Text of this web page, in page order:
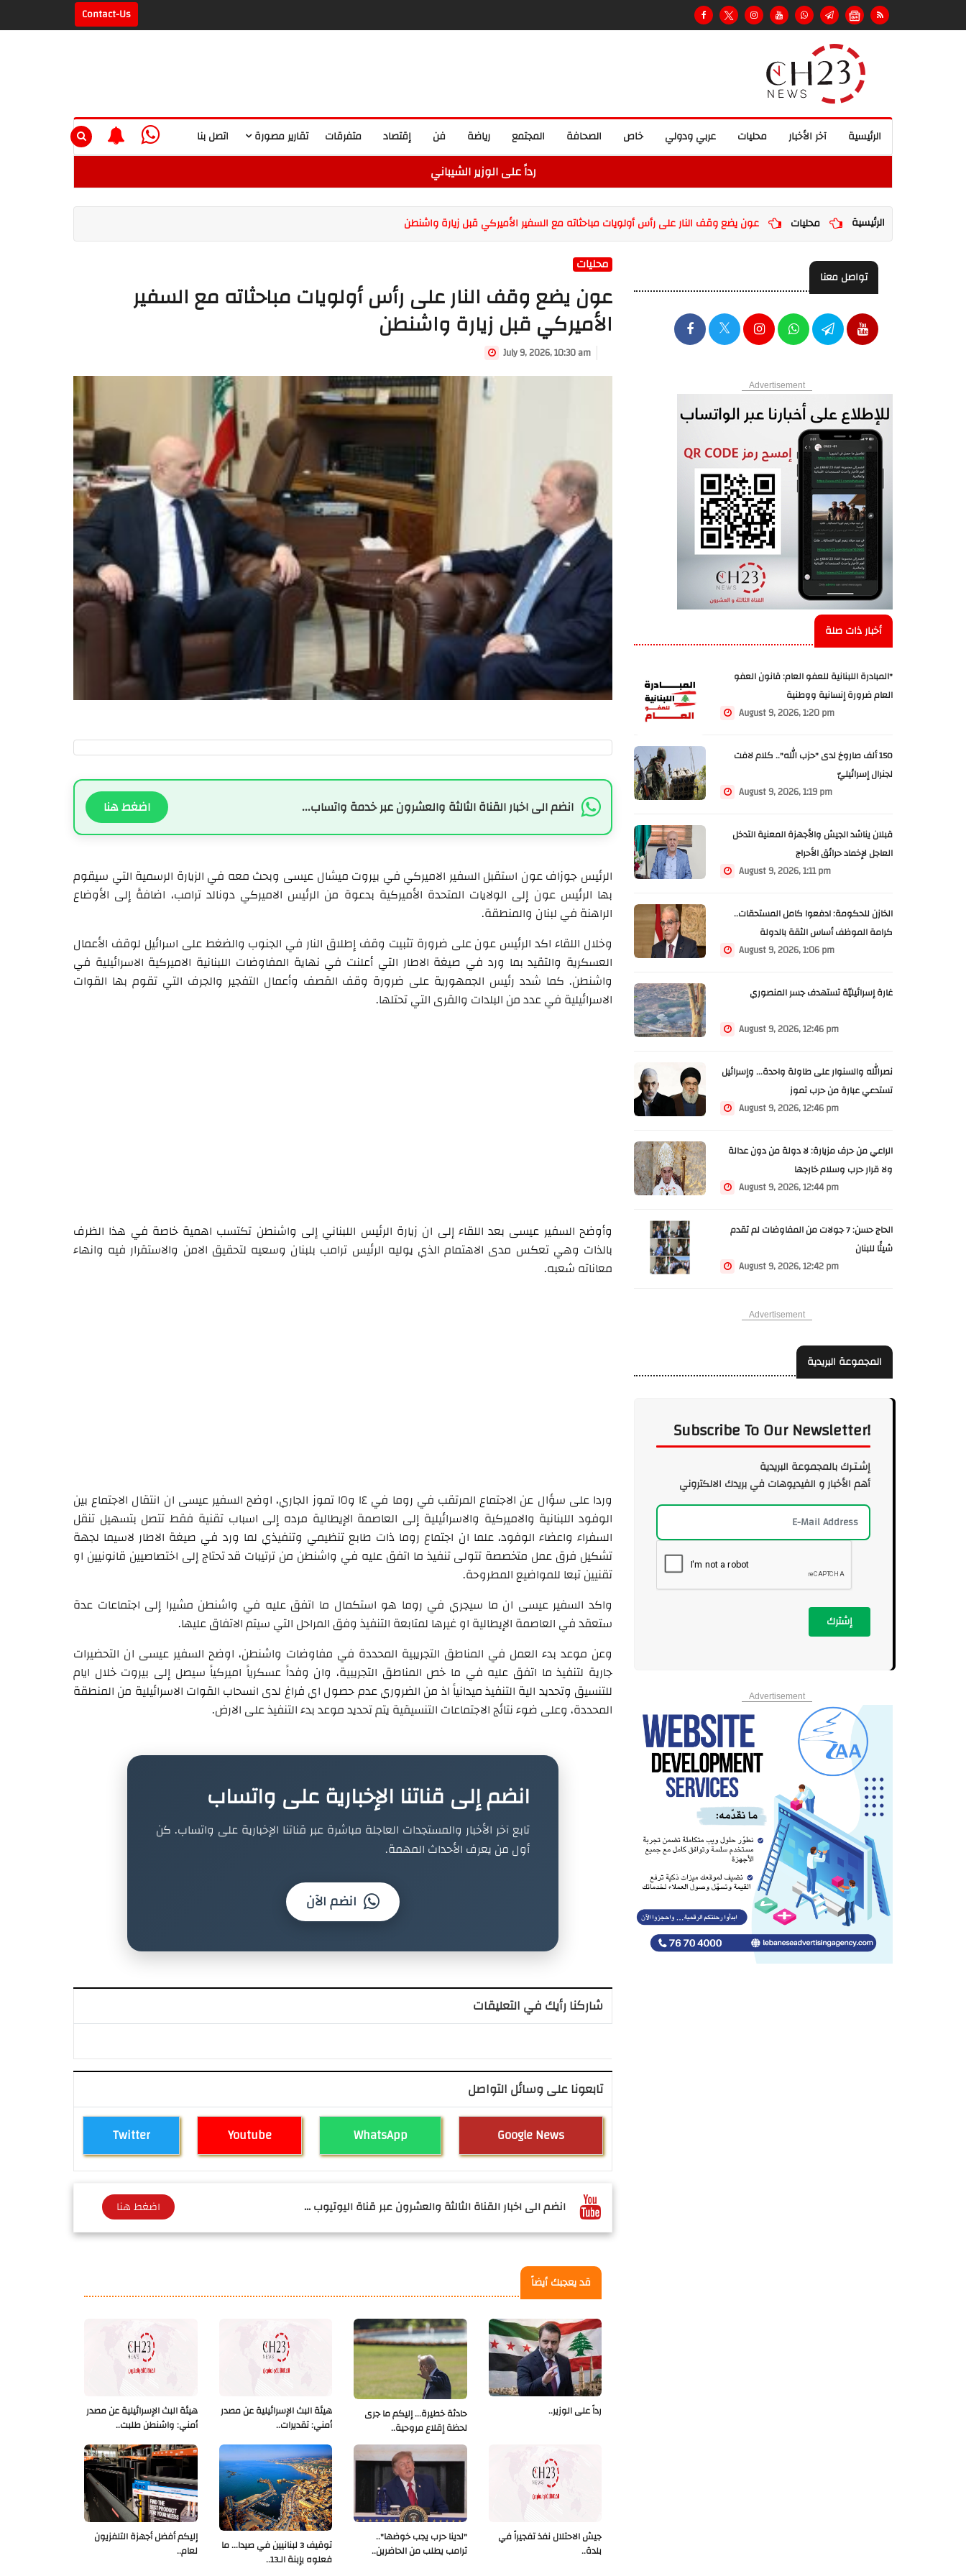
Contact-Us
اتصل بنا تقارير مصورة متفرقات إقتصاد فن رياضة المجتمع الصحافة خاص عربي ودولي محليات آخر الأخبار الرئيسية
رداً على الوزير الشيباني
الرئيسية محليات عون يضع وقف النار على رأس أولويات مباحثاته مع السفير الأميركي قبل زيارة واشنطن
محليات
عون يضع وقف النار على رأس أولويات مباحثاته مع السفير
الأميركي قبل زيارة واشنطن
July 9, 2026, 10:30 am
انضم الى اخبار القناة الثالثة والعشرون عبر خدمة واتساب... اضغط هنا
الرئيس جوزاف عون استقبل السفير الاميركي في بيروت ميشال عيسى وبحث معه في الزيارة الرسمية التي سيقوم
بها الرئيس عون إلى الولايات المتحدة الأميركية بدعوة من الرئيس الاميركي دونالد ترامب، اضافةً إلى الأوضاع
الراهنة في لبنان والمنطقة.
وخلال اللقاء اكد الرئيس عون على ضرورة تثبيت وقف إطلاق النار في الجنوب والضغط على اسرائيل لوقف الأعمال
العسكرية والتقيد بما ورد في صيغة الاطار التي أعلنت في نهاية المفاوضات اللبنانية الاميركية الاسرائيلية في
واشنطن. كما شدد رئيس الجمهورية على ضرورة وقف القصف وأعمال التفجير والجرف التي تقوم بها القوات
الاسرائيلية في عدد من البلدات والقرى التي تحتلها.
وأوضح السفير عيسى بعد اللقاء إلى ان زيارة الرئيس اللبناني إلى واشنطن تكتسب اهمية خاصة في هذا الظرف
بالذات وهي تعكس مدى الاهتمام الذي يوليه الرئيس ترامب بلبنان وسعيه لتحقيق الامن والاستقرار فيه وانهاء
معاناته شعبه.
وردا على سؤال عن الاجتماع المرتقب في روما في ١٤ و١٥ تموز الجاري، اوضح السفير عيسى ان انتقال الاجتماع بين
الوفود اللبنانية والاميركية والاسرائيلية إلى العاصمة الإيطالية مرده إلى اسباب تقنية فقط تتصل بتسهيل تنقل
السفراء واعضاء الوفود، علما ان اجتماع روما ذات طابع تنظيمي وتنفيذي لما ورد في صيغة الاطار لاسيما لجهة
تشكيل فرق عمل متخصصة تتولى تنفيذ ما اتفق عليه في واشنطن من ترتيبات قد تحتاج إلى اختصاصيين قانونيين او
تقنيين تبعا للمواضيع المطروحة.
واكد السفير عيسى ان ما سيجري في روما هو استكمال ما اتفق عليه في واشنطن مشيرا إلى اجتماعات عدة
ستعقد في العاصمة الإيطالية او غيرها لمتابعة التنفيذ وفق المراحل التي سيتم الاتفاق عليها.
وعن موعد بدء العمل في المناطق التجريبية المحددة في مفاوضات واشنطن، اوضح السفير عيسى ان التحضيرات
جارية لتنفيذ ما اتفق عليه في ما خص المناطق التجريبية، وان وفداً عسكرياً اميركياً سيصل إلى بيروت خلال ايام
للتنسيق وتحديد الية التنفيذ ميدانياً اذ من الضروري عدم حصول اي فراغ لدى انسحاب القوات الاسرائيلية من المنطقة
المحددة، وعلى ضوء نتائج الاجتماعات التنسيقية يتم تحديد موعد بدء التنفيذ على الارض.
انضم إلى قناتنا الإخبارية على واتساب
تابع آخر الأخبار والمستجدات العاجلة مباشرة عبر قناتنا الإخبارية على واتساب. كن
أول من يعرف الأحداث المهمة.
انضم الآن
شاركنا رأيك في التعليقات
تابعونا على وسائل التواصل
Twitter Youtube WhatsApp Google News
انضم الى اخبار القناة الثالثة والعشرون عبر قناة اليوتيوب ... اضغط هنا
قد يعجبك أيضاً
هيئة البث الإسرائيلية عن مصدر
أمني: واشنطن طلبت..
هيئة البث الإسرائيلية عن مصدر
أمني: تقديرات..
حادثة خطيرة... إليكم ما جرى
لحظة إقلاع مروحية..
رداً على الوزير..
إليكم أفضل أجهزة التلفزيون
لعام..
توقيف 3 لبنانيين في صيدا... ما
فعلوه بإبنة الـ13..
"لدينا حرب يجب خوضها"..
ترامب يطلب من الحاضرين..
جيش الاحتلال نفذ تفجيراً في
بلدة..
تواصل معنا
Advertisement
أخبار ذات صلة
"المبادرة اللبنانية للعفو العام: قانون العفو
العام ضرورة إنسانية ووطنية
August 9, 2026, 1:20 pm
150 ألف صاروخ لدى "حزب الله".. كلام لافت
لجنرال إسرائيليّ
August 9, 2026, 1:19 pm
قبلان يناشد الجيش والأجهزة المعنية التدخل
العاجل لإخماد حرائق الأحراج
August 9, 2026, 1:11 pm
الخازن للحكومة: ادفعوا كامل المستحقات..
كرامة الموظف أساس الثقة بالدولة
August 9, 2026, 1:06 pm
غارة إسرائيليّة تستهدف جسر المنصوري
August 9, 2026, 12:46 pm
نصرالله والسنوار على طاولة واحدة... وإسرائيل
تستدعي عبارة من حرب تموز
August 9, 2026, 12:46 pm
الراعي من حرف مزيارة: لا دولة من دون عدالة
ولا قرار حرب وسلام خارجها
August 9, 2026, 12:44 pm
الحاج حسن: 7 جولات من المفاوضات لم تقدم
شيئًا للبنان
August 9, 2026, 12:42 pm
Advertisement
المجموعة البريدية
Subscribe To Our Newsletter!
إشـتـرك بالمجموعة البريدية
أهم الأخبار و الفيديوهات في بريدك الالكتروني
إشترك
Advertisement